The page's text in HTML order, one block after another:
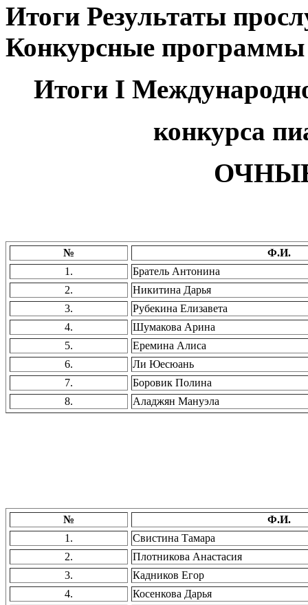
Итоги Результаты
Конкурсные
Итоги I
конкурса
№
Ф.И.
1.
Братель Антонина
2.
Никитина Дарья
3.
Рубекина Елизавета
4.
Шумакова Арина
5.
Еремина Алиса
6.
Ли Юесюань
7.
Боровик Полина
8.
Аладжян Мануэла
№
Ф.И.
1.
Свистина Тамара
2.
Плотникова Анастасия
3.
Кадников Егор
4.
Косенкова Дарья